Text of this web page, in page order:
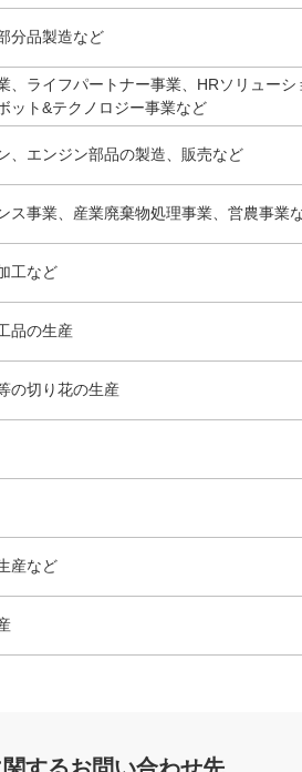
分品製造など
、ライフパートナー事業、HRソリューシ
ット&テクノロジー事業など
、エンジン部品の製造、販売など
ス事業、産業廃棄物処理事業、営農事業
工など
品の生産
の切り花の生産
産など
するお問い合わせ先